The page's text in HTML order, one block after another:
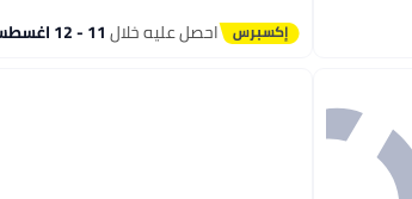
احصل عليه خلال11 - 12 اغسطس